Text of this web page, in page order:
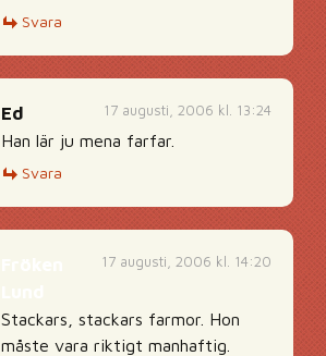
Svara
17 augusti, 2006 kl. 13:24
Ed
Han lär ju mena farfar.
Svara
17 augusti, 2006 kl. 14:20
Stackars, stackars farmor. Hon
måste vara riktigt manhaftig.